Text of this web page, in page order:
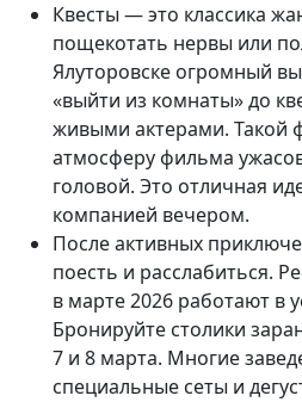
Квесты — это классика
пощекотать нервы или
Ялуторовске огромный
«выйти из комнаты» до
живыми актерами. Такой
атмосферу фильма
головой. Это отличная
компанией вечером.
После активных
поесть и расслабиться.
в марте 2026 работают в
Бронируйте столики
7 и 8 марта. Многие
специальные сеты и